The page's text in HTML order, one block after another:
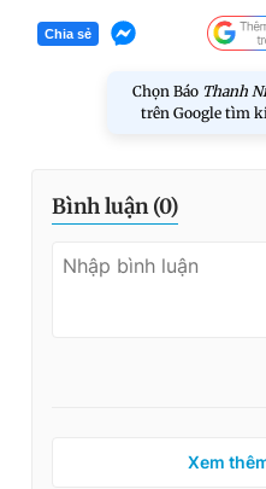
Chia sẻ
Chọn Báo Thanh
trên Google tìm
Bình luận (0)
Xem